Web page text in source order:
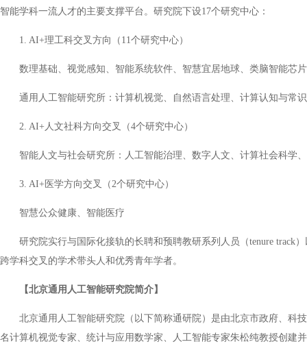
智能学科一流人才的主要支撑平台。研究院下设17个研究中心：
1. AI+理工科交叉方向（11个研究中心）
数理基础、视觉感知、智能系统软件、智慧宜居地球、类脑智能芯片
通用人工智能研究所：计算机视觉、自然语言处理、计算认知与常
2. AI+人文社科方向交叉（4个研究中心）
智能人文与社会研究所：人工智能治理、数字人文、计算社会科学
3. AI+医学方向交叉（2个研究中心）
智慧公众健康、智能医疗
研究院实行与国际化接轨的长聘和预聘教研系列人员（tenure track
跨学科交叉的学术带头人和优秀青年学者。
【北京通用人工智能研究院简介】
北京通用人工智能研究院（以下简称通研院）是由北京市政府、科
名计算机视觉专家、统计与应用数学家、人工智能专家朱松纯教授创建